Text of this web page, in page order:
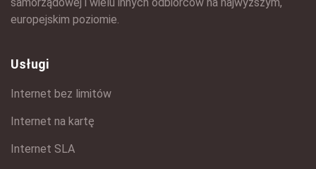
europejskim poziomie.
Usługi
Internet bez limitów
Internet na kartę
Internet SLA